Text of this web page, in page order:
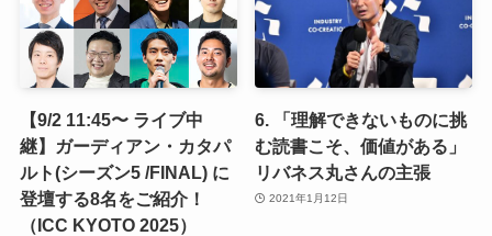
【9/2 11:45〜 ライブ中
継】ガーディアン・カタパ
ルト(シーズン5 /FINAL) に
登壇する8名をご紹介！
（ICC KYOTO 2025）
6. 「理解できないものに挑
む読書こそ、価値がある」
リバネス丸さんの主張
2021年1月12日